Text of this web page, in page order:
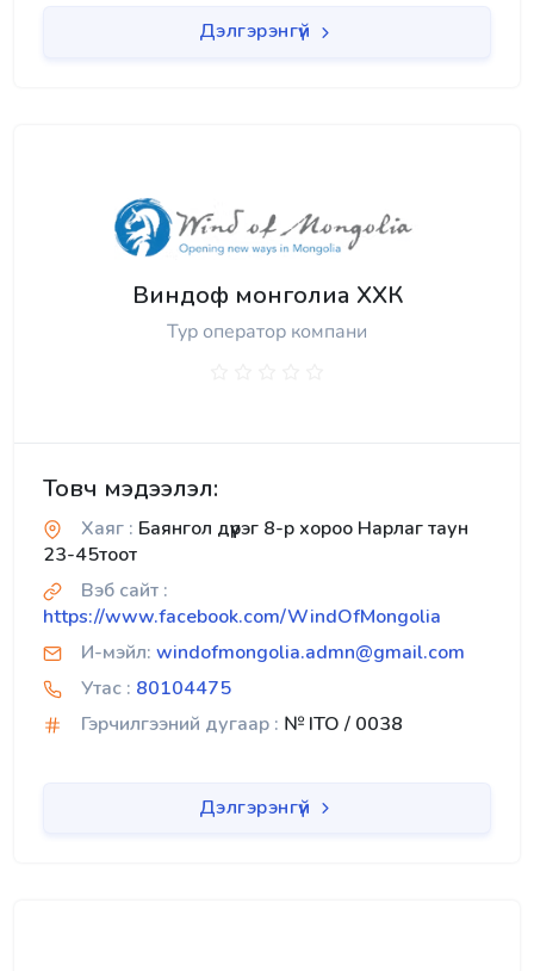
Дэлгэрэнгүй
Виндоф монголиа ХХК
Тур оператор компани
Товч мэдээлэл:
Хаяг : Баянгол дүүрэг 8-р хороо Нарлаг таун
23-45тоот
Вэб сайт :
https://www.facebook.com/WindOfMongolia
И-мэйл: windofmongolia.admn@gmail.com
Утас : 80104475
Гэрчилгээний дугаар : № ITO / 0038
Дэлгэрэнгүй